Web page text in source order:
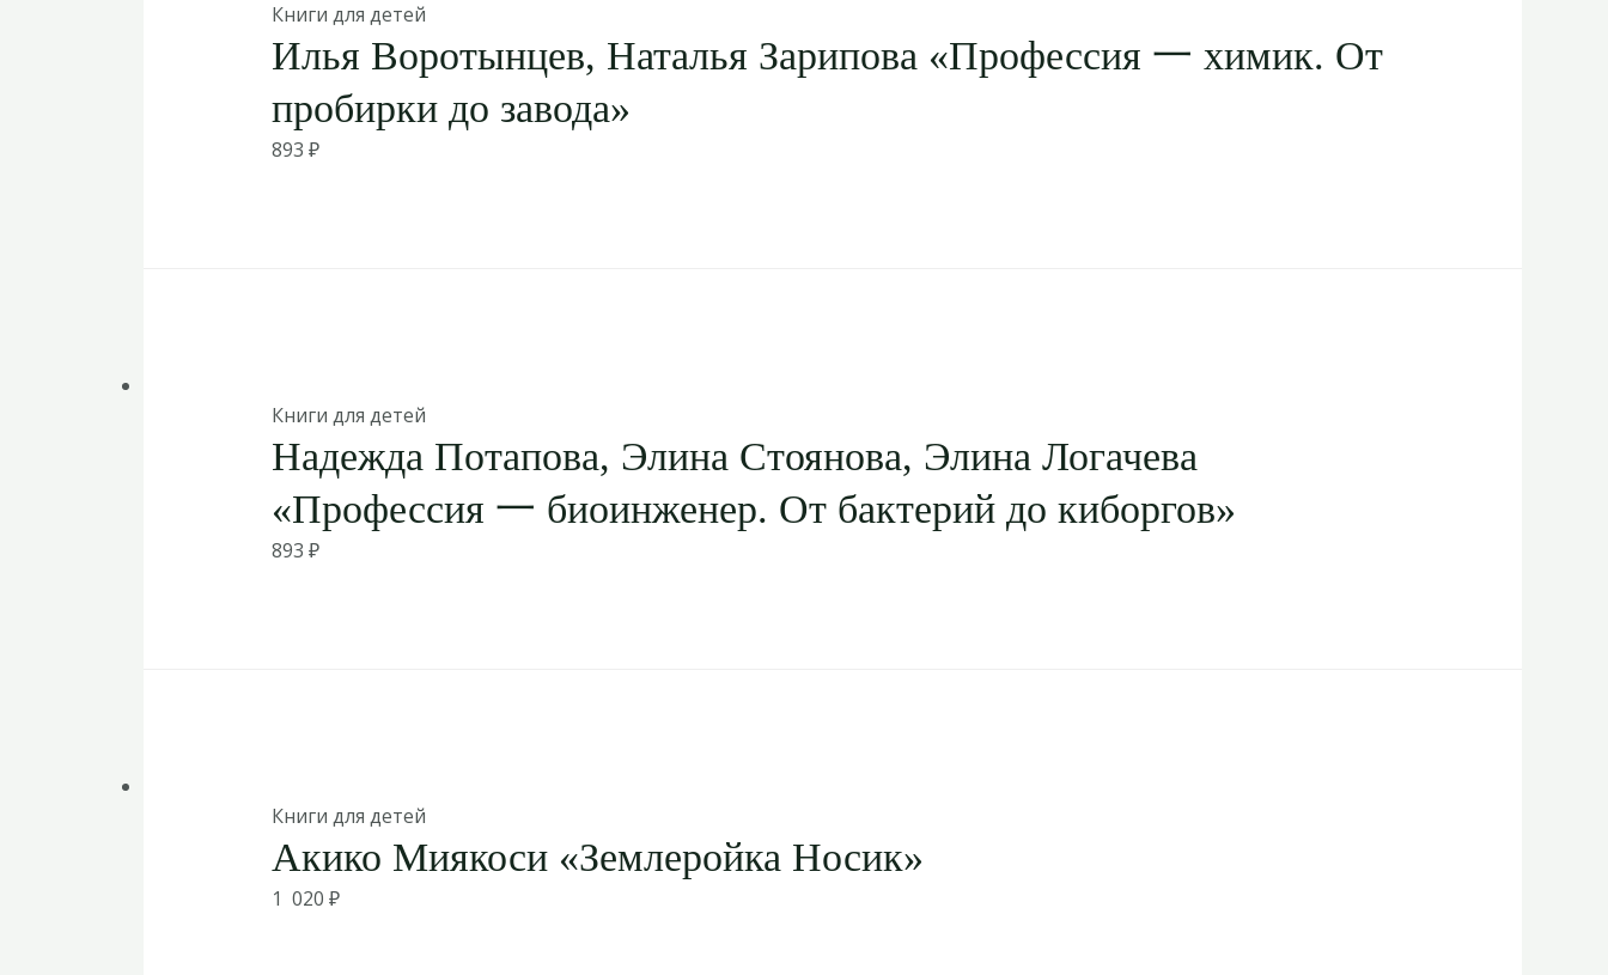
Книги для детей
Илья Воротынцев, Наталья Зарипова «Профессия 一 химик. От
пробирки до завода»
893 ₽
Книги для детей
Надежда Потапова, Элина Стоянова, Элина Логачева
«Профессия 一 биоинженер. От бактерий до киборгов»
893 ₽
Книги для детей
Акико Миякоси «Землеройка Носик»
1 020 ₽